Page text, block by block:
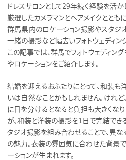
ドレスサロンとして29年続く経験を活
厳選したカメラマンとヘアメイクととも
群馬県内のロケーション撮影やスタジオ
一緒の撮影など幅広いフォトウェディン
この記事では、群馬でフォトウェディン
やロケーションをご紹介します。
結婚を迎えるおふたりにとって、和装
いは自然なことかもしれません。けれ
に日を分けるとなると負担も大きくな
が、和装と洋装の撮影を1日で完結でき
タジオ撮影を組み合わせることで、異
の魅力。衣装の雰囲気に合わせた背景
ーションが生まれます。